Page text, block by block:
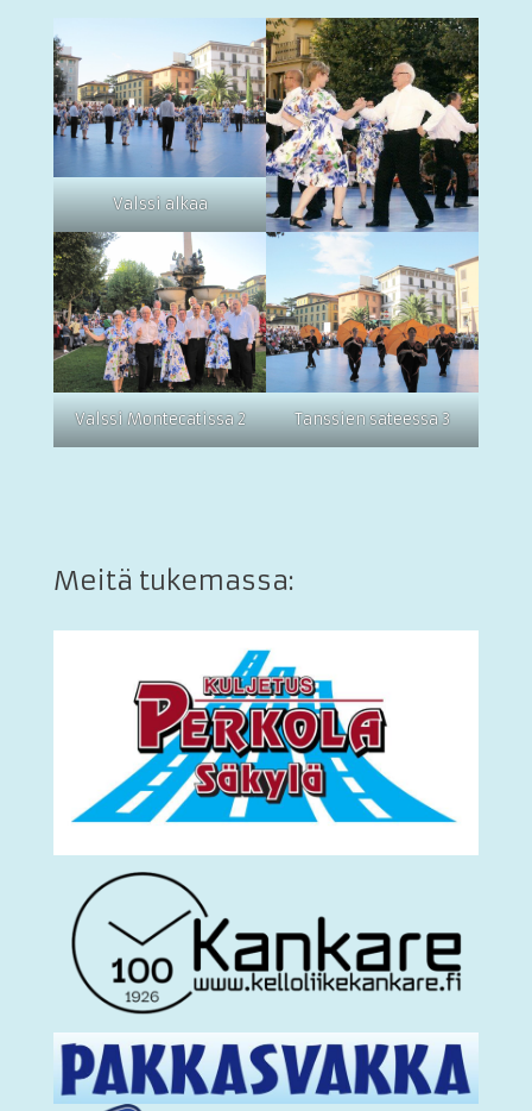
Valssi alkaa
Valssi Montecatissa 2 Tanssien sateessa 3
Meitä tukemassa: